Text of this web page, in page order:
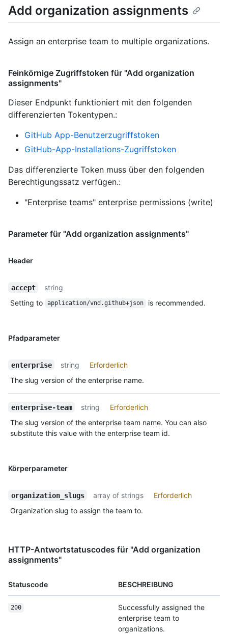
Add organization assignments
Assign an enterprise team to multiple organizations.
Feinkörnige Zugriffstoken für "Add organization
assignments"
Dieser Endpunkt funktioniert mit den folgenden
differenzierten Tokentypen.:
GitHub App-Benutzerzugriffstoken
GitHub-App-Installations-Zugriffstoken
Das differenzierte Token muss über den folgenden
Berechtigungssatz verfügen.:
"Enterprise teams" enterprise permissions (write)
Parameter für "Add organization assignments"
Header
accept
string
Setting to
application/vnd.github+json is recommended.
Pfadparameter
enterprise string
Erforderlich
The slug version of the enterprise name.
enterprise-team string
Erforderlich
The slug version of the enterprise team name. You can also
substitute this value with the enterprise team id.
Körperparameter
organization_slugs array of strings
Erforderlich
Organization slug to assign the team to.
HTTP-Antwortstatuscodes für "Add organization
assignments"
Statuscode BESCHREIBUNG
200
Successfully assigned the
enterprise team to
organizations.